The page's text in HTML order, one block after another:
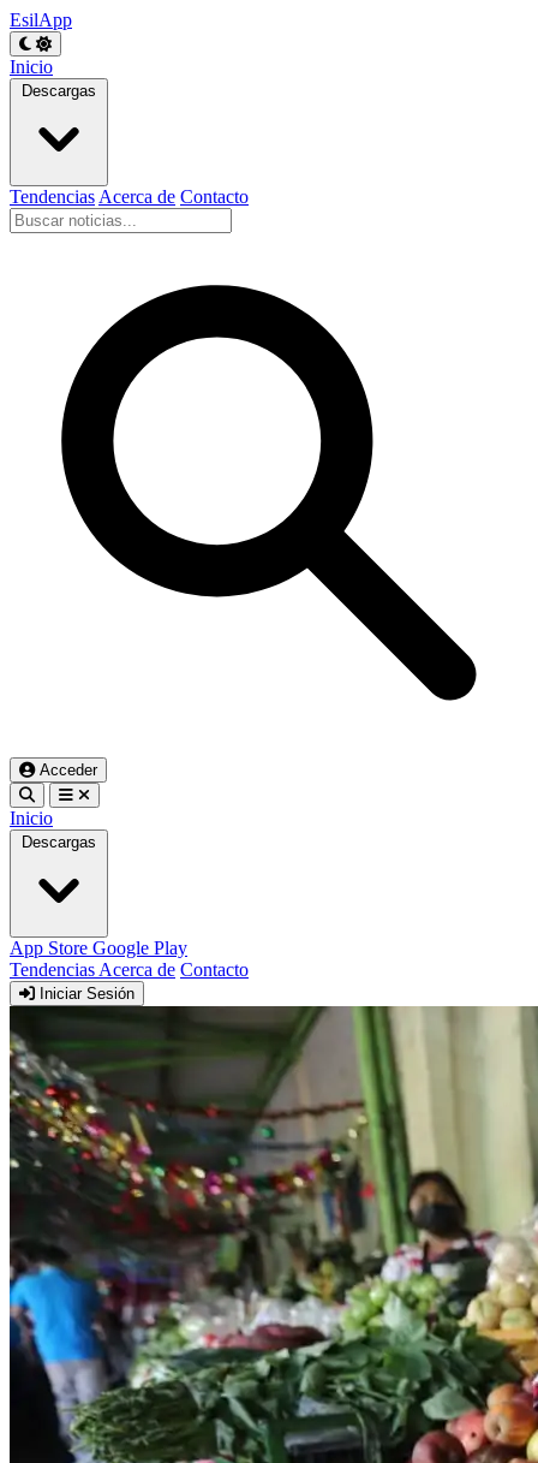
EsilApp
Inicio
Descargas
Tendencias Acerca de Contacto
Acceder
Inicio
Descargas
App Store Google Play
Tendencias Acerca de Contacto
Iniciar Sesión